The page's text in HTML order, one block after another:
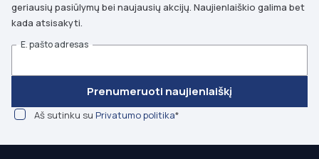
geriausių pasiūlymų bei naujausių akcijų. Naujienlaiškio galima bet
kada atsisakyti.
E. pašto adresas
Prenumeruoti naujienlaiškį
Aš sutinku su Privatumo politika*